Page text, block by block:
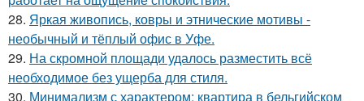
28. Яркая живопись, ковры и этнические мотивы -
необычный и тёплый офис в Уфе.
29. На скромной площади удалось разместить всё
необходимое без ущерба для стиля.
30. Минимализм с характером: квартира в бельгийском